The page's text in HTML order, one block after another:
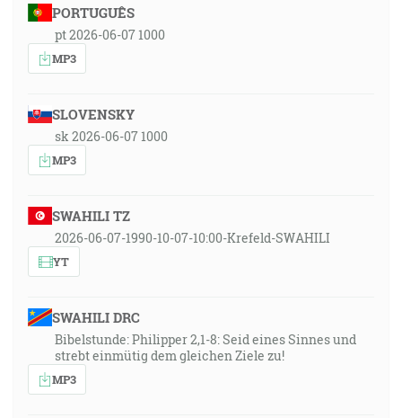
PORTUGUÊS
pt 2026-06-07 1000
MP3
SLOVENSKY
sk 2026-06-07 1000
MP3
SWAHILI TZ
2026-06-07-1990-10-07-10:00-Krefeld-SWAHILI
YT
SWAHILI DRC
Bibelstunde: Philipper 2,1-8: Seid eines Sinnes und
strebt einmütig dem gleichen Ziele zu!
MP3